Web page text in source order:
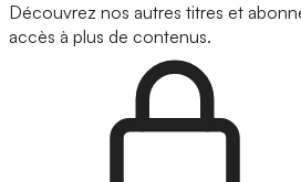
Découvrez nos autres titres et
accès à plus de contenus.